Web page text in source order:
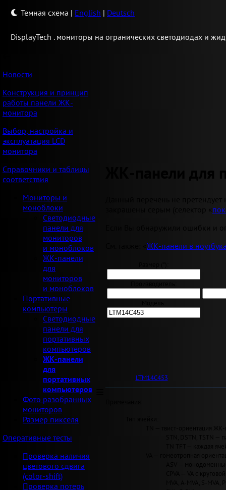
Темная схема | English | Deutsch
DisplayTech . мониторы на огранических светодиодах и
Новости
Конструкция и принцип
работы панели ЖК-
монитора
Выбор, настройка и
эксплуатация LCD
монитора
Справочники и таблицы
соответствия
Мониторы и
моноблоки
Светодиодные
панели для
мониторов
и моноблоков
ЖК-панели
для
мониторов
и моноблоков
Портативные
компьютеры
Светодиодные
панели для
портативных
компьютеров
ЖК-панели
для
портативных
компьютеров
Фото разобранных
мониторов
Размер пикселя
Оперативные тесты
Проверка наличия
цветового сдвига
(color-shift)
Проверка потерь
ЖК-панели для
Данный перечень не
Если Вы обнаружили ошибки и
ЖК-панели в
LTM14C453
TN — твист-ориентация
STN, DSTN, TSTN
TN TFT — каждая
VA — гомеотропная
ASV —
CPVA — VA с
MVA, A-MVA, S-